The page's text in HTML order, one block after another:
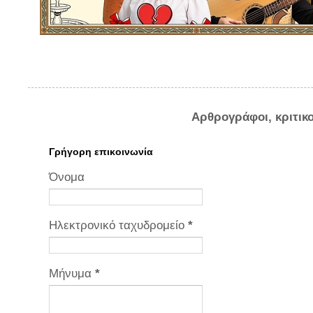
Αρθρογράφοι,
Γρήγορη επικοινωνία
Όνομα
Ηλεκτρονικό ταχυδρομείο *
Μήνυμα *